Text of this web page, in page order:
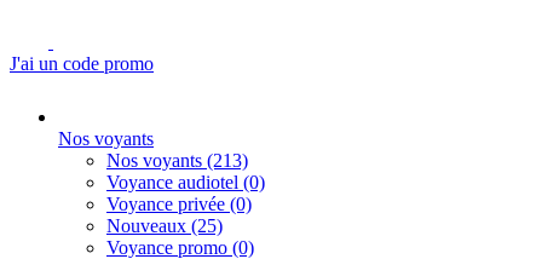
J'ai un code promo
Nos voyants
Nos voyants (213)
Voyance audiotel (0)
Voyance privée (0)
Nouveaux (25)
Voyance promo (0)